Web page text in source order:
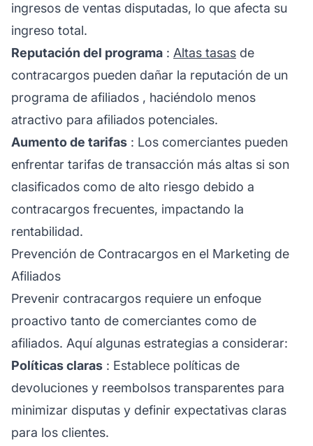
ingresos de ventas disputadas, lo que afecta su
ingreso total.
Reputación del programa : Altas tasas de
contracargos pueden dañar la reputación de un
programa de afiliados , haciéndolo menos
atractivo para afiliados potenciales.
Aumento de tarifas : Los comerciantes pueden
enfrentar tarifas de transacción más altas si son
clasificados como de alto riesgo debido a
contracargos frecuentes, impactando la
rentabilidad.
Prevención de Contracargos en el Marketing de
Afiliados
Prevenir contracargos requiere un enfoque
proactivo tanto de comerciantes como de
afiliados. Aquí algunas estrategias a considerar:
Políticas claras : Establece políticas de
devoluciones y reembolsos transparentes para
minimizar disputas y definir expectativas claras
para los clientes.